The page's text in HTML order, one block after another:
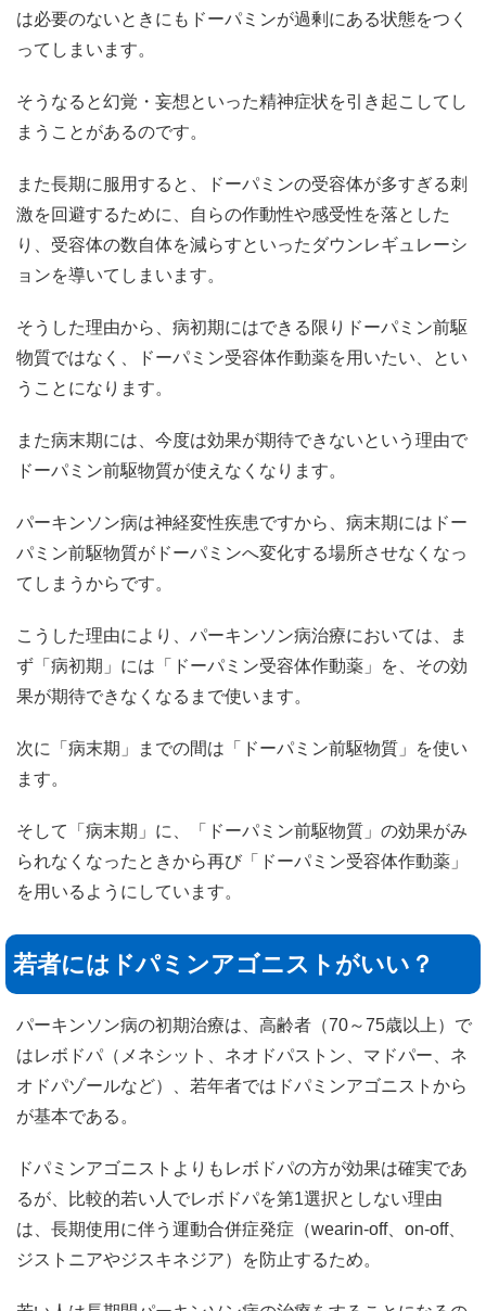
は必要のないときにもドーパミンが過剰にある状態をつく
ってしまいます。
そうなると幻覚・妄想といった精神症状を引き起こしてし
まうことがあるのです。
また長期に服用すると、ドーパミンの受容体が多すぎる刺
激を回避するために、自らの作動性や感受性を落とした
り、受容体の数自体を減らすといったダウンレギュレーシ
ョンを導いてしまいます。
そうした理由から、病初期にはできる限りドーパミン前駆
物質ではなく、ドーパミン受容体作動薬を用いたい、とい
うことになります。
また病末期には、今度は効果が期待できないという理由で
ドーパミン前駆物質が使えなくなります。
パーキンソン病は神経変性疾患ですから、病末期にはドー
パミン前駆物質がドーパミンへ変化する場所させなくなっ
てしまうからです。
こうした理由により、パーキンソン病治療においては、ま
ず「病初期」には「ドーパミン受容体作動薬」を、その効
果が期待できなくなるまで使います。
次に「病末期」までの間は「ドーパミン前駆物質」を使い
ます。
そして「病末期」に、「ドーパミン前駆物質」の効果がみ
られなくなったときから再び「ドーパミン受容体作動薬」
を用いるようにしています。
若者にはドパミンアゴニストがいい？
パーキンソン病の初期治療は、高齢者（70～75歳以上）で
はレボドパ（メネシット、ネオドパストン、マドパー、ネ
オドパゾールなど）、若年者ではドパミンアゴニストから
が基本である。
ドパミンアゴニストよりもレボドパの方が効果は確実であ
るが、比較的若い人でレボドパを第1選択としない理由
は、長期使用に伴う運動合併症発症（wearin-off、on-off、
ジストニアやジスキネジア）を防止するため。